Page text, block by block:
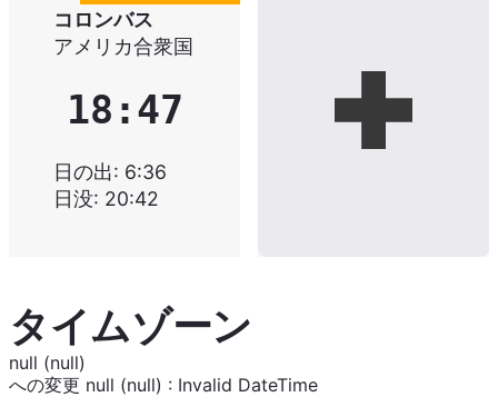
コロンバス
アメリカ合衆国
18:47
日の出: 6:36
日没: 20:42
タイムゾーン
null (null)
への変更 null (null) : Invalid DateTime